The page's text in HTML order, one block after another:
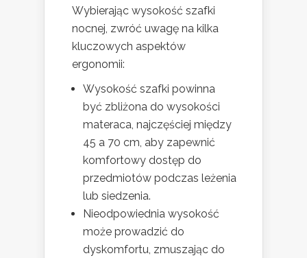
Wybierając wysokość szafki
nocnej, zwróć uwagę na kilka
kluczowych aspektów
ergonomii:
Wysokość szafki powinna
być zbliżona do wysokości
materaca, najczęściej między
45 a 70 cm, aby zapewnić
komfortowy dostęp do
przedmiotów podczas leżenia
lub siedzenia.
Nieodpowiednia wysokość
może prowadzić do
dyskomfortu, zmuszając do